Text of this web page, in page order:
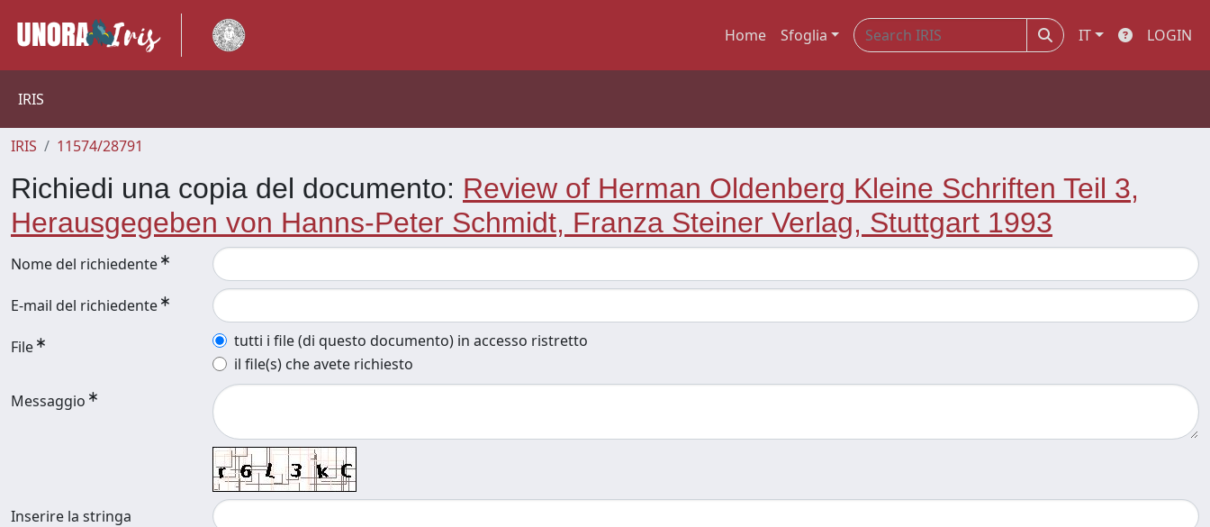
Home Sfoglia IT LOGIN
IRIS
IRIS 11574/28791
Richiedi una copia del documento: Review of Herman Oldenberg Kleine Schriften Teil 3,
Herausgegeben von Hanns-Peter Schmidt, Franza Steiner Verlag, Stuttgart 1993
Nome del richiedente
E-mail del richiedente
File
tutti i file (di questo documento) in accesso ristretto
il file(s) che avete richiesto
Messaggio
Inserire la stringa